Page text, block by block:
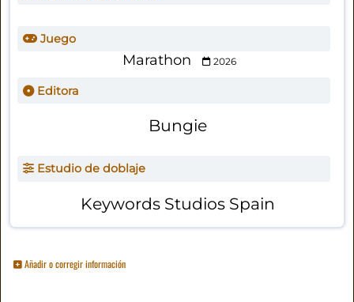
Juego
Marathon 2026
Editora
Bungie
Estudio de doblaje
Keywords Studios Spain
Añadir o corregir información